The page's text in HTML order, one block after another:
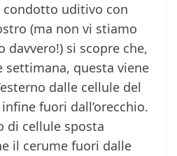
condotto uditivo con
(ma non vi stiamo
davvero!) si scopre che,
settimana, questa viene
dalle cellule del
fuori dall’orecchio.
di cellule sposta
il cerume fuori dalle